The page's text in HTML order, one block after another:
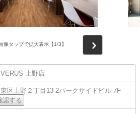
像タップで拡大表示【1/3】
上野店
区上野２丁目13-2パークサイドビル 7F
認する